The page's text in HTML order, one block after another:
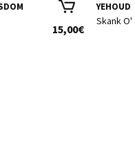
15,00€
YEHOUD
Skank